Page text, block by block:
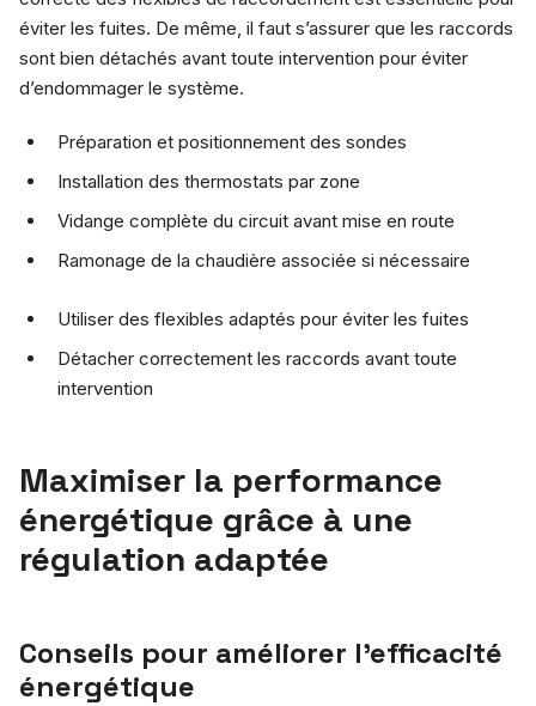
éviter les fuites. De même, il faut s’assurer que les raccords
sont bien détachés avant toute intervention pour éviter
d’endommager le système.
Préparation et positionnement des sondes
Installation des thermostats par zone
Vidange complète du circuit avant mise en route
Ramonage de la chaudière associée si nécessaire
Utiliser des flexibles adaptés pour éviter les fuites
Détacher correctement les raccords avant toute
intervention
Maximiser la performance
énergétique grâce à une
régulation adaptée
Conseils pour améliorer l’efficacité
énergétique